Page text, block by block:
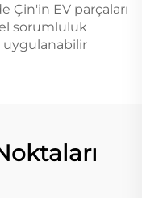
Çin'in EV parçaları
sorumluluk
uygulanabilir